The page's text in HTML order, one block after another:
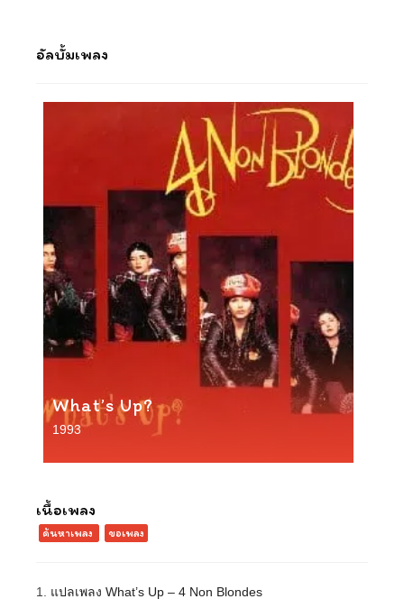
อัลบั้มเพลง
What’s Up?
1993
เนื้อเพลง
ค้นหาเพลง ขอเพลง
1. แปลเพลง What’s Up – 4 Non Blondes